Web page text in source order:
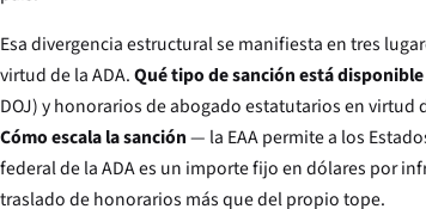
Esa divergencia estructural se manifiesta en tres
virtud de la ADA.Qué tipo de sanción está disponible
DOJ) y honorarios de abogado estatutarios en
Cómo escala la sanción— la EAA permite a los
federal de la ADA es un importe fijo en dólares por
traslado de honorarios más que del propio tope.